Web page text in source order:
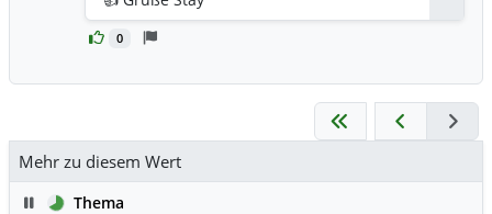
0
Mehr zu diesem Wert
PauseThema